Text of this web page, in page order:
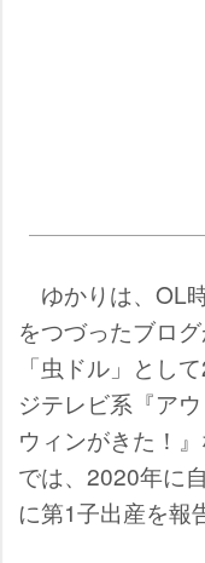
ゆかりは、OL
をつづったブロ
「虫ドル」とし
ジテレビ系『ア
ウィンがきた！
では、2020年に
に第1子出産を報